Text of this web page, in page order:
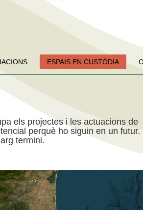
ESPAIS EN CUSTÒDIA
els projectes i les actuacions de
perquè ho siguin en un futur.
termini.